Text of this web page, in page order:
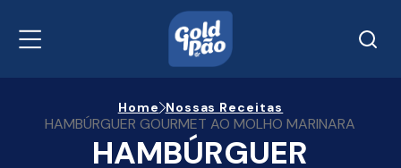
Home Nossas Receitas
HAMBÚRGUER GOURMET AO MOLHO MARINARA
HAMBÚRGUER